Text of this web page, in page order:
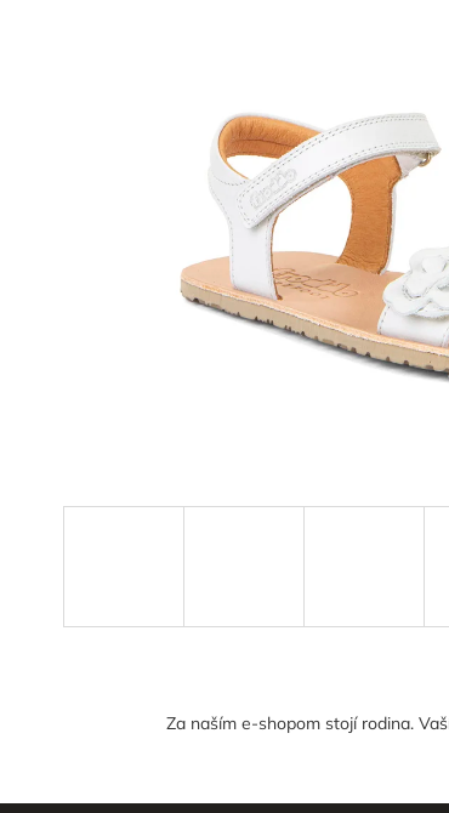
Za naším e-shopom stojí rodina.